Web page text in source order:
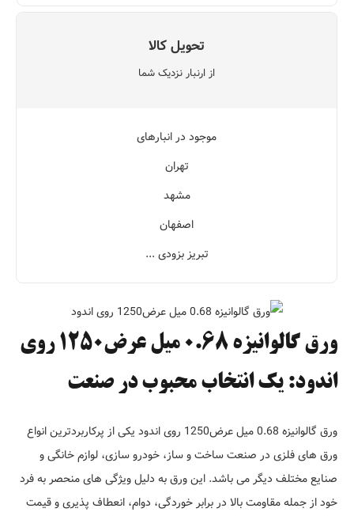
تحویل کالا
از ارنبار نزدیک شما
موجود در انبارهای
تهران
مشهد
اصفهان
تبریز بزودی ...
ورق گالوانیزه 0.68 میل عرض1250 روی
اندود: یک انتخاب محبوب در صنعت
ورق گالوانیزه 0.68 میل عرض1250 روی اندود یکی از پرکاربردترین انواع
ورق های فلزی در صنعت ساخت و ساز، خودرو سازی، لوازم خانگی و
صنایع مختلف دیگر می باشد. این ورق به دلیل ویژگی های منحصر به فرد
خود از جمله مقاومت بالا در برابر خوردگی، دوام، انعطاف پذیری و قیمت